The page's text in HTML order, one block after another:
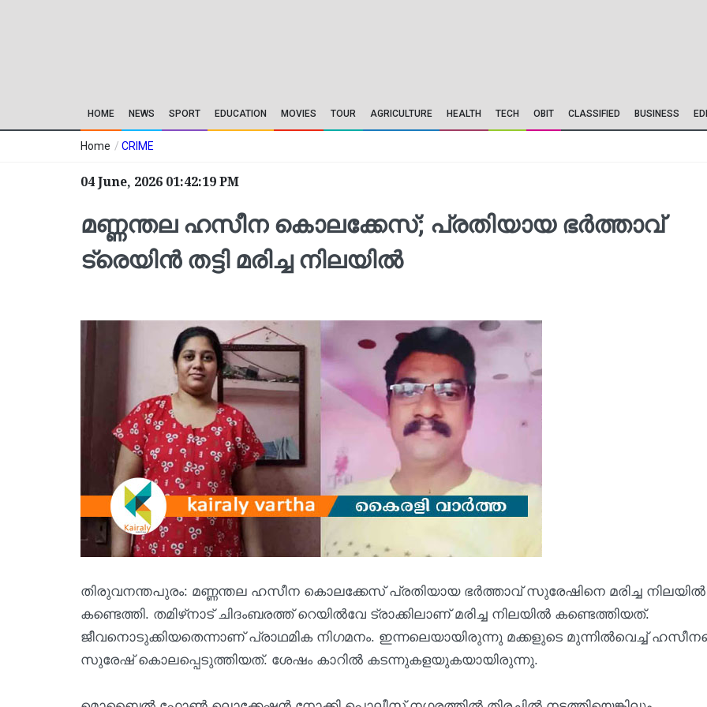
HOME NEWS SPORT EDUCATION MOVIES TOUR AGRICULTURE HEALTH TECH OBIT CLASSIFIED BUSINESS
Home / CRIME
04 June, 2026 01:42:19 PM
മണ്ണന്തല ഹസീന കൊലക്കേസ്; പ്രതിയായ ഭര്‍ത്താവ്
ട്രെയിന്‍ തട്ടി മരിച്ച നിലയില്‍
തിരുവനന്തപുരം: മണ്ണന്തല ഹസീന കൊലക്കേസ് പ്രതിയായ ഭര്‍ത്താവ് സുരേഷിനെ മരിച്ച നിലയില്‍
കണ്ടെത്തി. തമിഴ്‌നാട് ചിദംബരത്ത് റെയില്‍വേ ട്രാക്കിലാണ് മരിച്ച നിലയില്‍ കണ്ടെത്തിയത്.
ജീവനൊടുക്കിയതെന്നാണ് പ്രാഥമിക നിഗമനം. ഇന്നലെയായിരുന്നു മക്കളുടെ മുന്നില്‍വെച്ച്
സുരേഷ് കൊലപ്പെടുത്തിയത്. ശേഷം കാറില്‍ കടന്നുകളയുകയായിരുന്നു.